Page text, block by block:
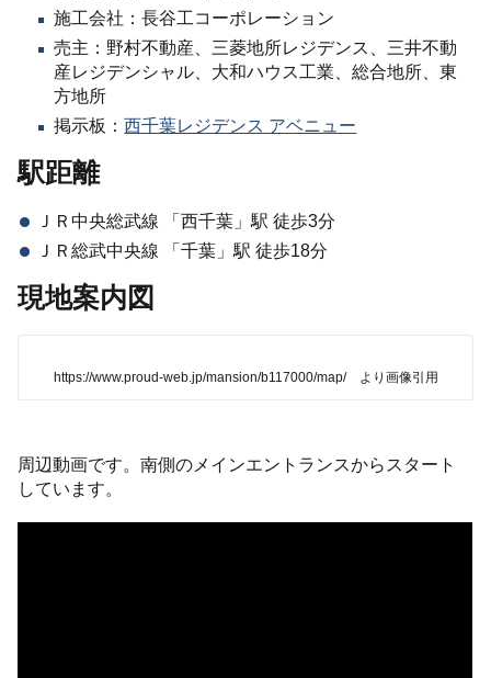
施工会社：長谷工コーポレーション
売主：野村不動産、三菱地所レジデンス、三井不動
産レジデンシャル、大和ハウス工業、総合地所、東
方地所
掲示板：西千葉レジデンス アベニュー
駅距離
ＪＲ中央総武線 「西千葉」駅 徒歩3分
ＪＲ総武中央線 「千葉」駅 徒歩18分
現地案内図
https://www.proud-web.jp/mansion/b117000/map/ より画像引用
周辺動画です。南側のメインエントランスからスタート
しています。